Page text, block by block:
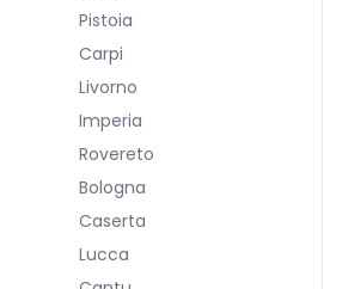
Pistoia
Carpi
Livorno
Imperia
Rovereto
Bologna
Caserta
Lucca